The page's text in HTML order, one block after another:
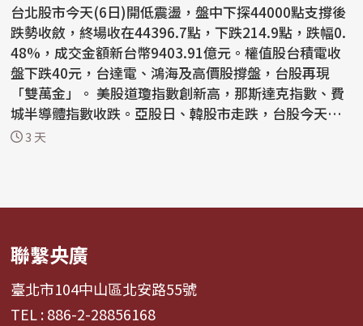
台北股市今天(6日)開低震盪，盤中下探44000點支撐後
跌勢收斂，終場收在44396.7點，下跌214.9點，跌幅0.
48%，成交金額新台幣9403.91億元。權值股台積電收
盤下跌40元，台達電、鴻海及高價股撐盤，台股再現
「雙萬金」。 美股道瓊指數創新高，那斯達克指數、費
城半導體指數收跌。亞股日、韓股市走跌，台股今天以4
4487點開...
3 天
聯繫央廣
臺北市104中山區北安路55號
TEL : 886-2-28856168